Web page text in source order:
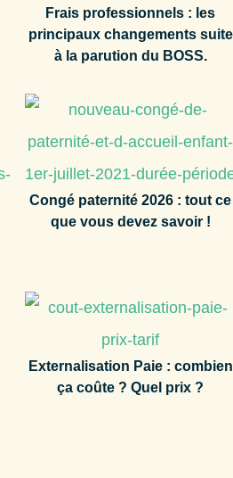
Frais professionnels : les
principaux changements suite
à la parution du BOSS.
Congé paternité 2026 : tout ce
que vous devez savoir !
Externalisation Paie : combien
ça coûte ? Quel prix ?